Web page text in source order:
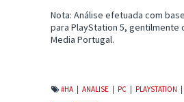
Nota: Análise efetuada com
para PlayStation 5, gentilmente
Media Portugal.
#HA ANALISE PC PLAYSTATION